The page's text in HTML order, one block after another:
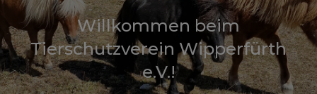
Willkommen beim
Tierschutzverein Wipperfürth
e.V.!